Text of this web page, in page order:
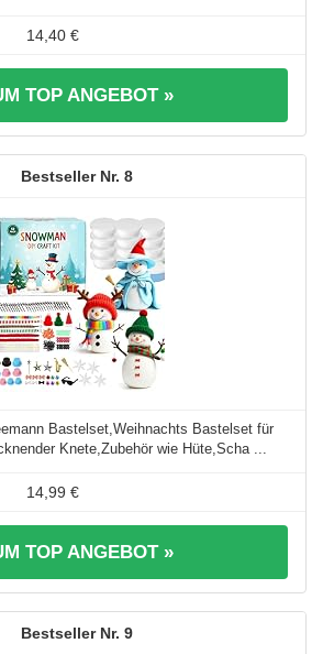
14,40 €
TOP ANGEBOT »
8
Bastelset,Weihnachts Bastelset für
Knete,Zubehör wie Hüte,Scha ...
14,99 €
TOP ANGEBOT »
9